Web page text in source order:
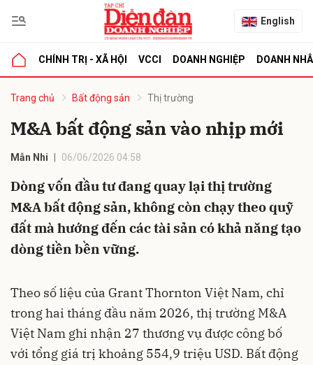
English
CHÍNH TRỊ - XÃ HỘI VCCI DOANH NGHIỆP DOANH
Trang chủ Bất động sản Thị trường
M&A bất động sản vào nhịp mới
Mẫn Nhi 06/06/2026 04:58
Dòng vốn đầu tư đang quay lại thị trường
M&A bất động sản, không còn chạy theo quỹ
đất mà hướng đến các tài sản có khả năng tạo
dòng tiền bền vững.
Theo số liệu của Grant Thornton Việt Nam, chỉ
trong hai tháng đầu năm 2026, thị trường M&A
Việt Nam ghi nhận 27 thương vụ được công bố
với tổng giá trị khoảng 554,9 triệu USD. Bất động
luận
Hủy